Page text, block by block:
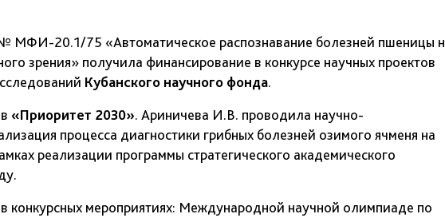
МФИ-20.1/75 «Автоматическое распознавание болезней пшеницы
зрения» получила финансирование в конкурсе научных проектов
Кубанского научного фонда.
«Приоритет 2030». Ариничева И.В. проводила научно-
процесса диагностики грибных болезней озимого ячменя на
реализации программы стратегического академического
конкурсных мероприятиях: Международной научной олимпиаде по